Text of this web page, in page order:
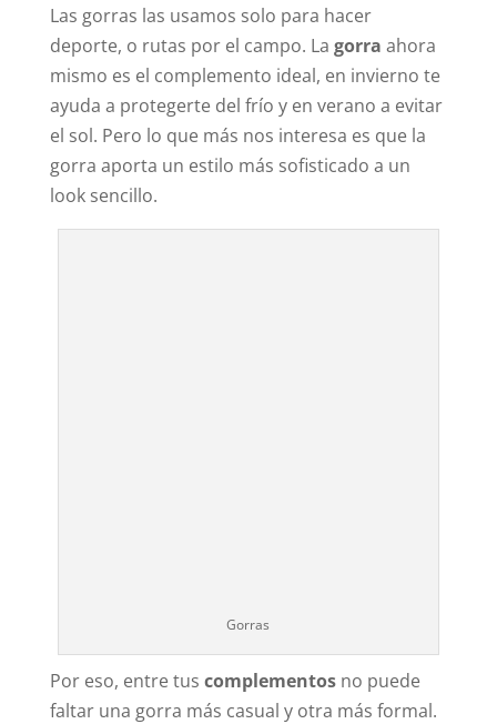
Las gorras las usamos solo para hacer
deporte, o rutas por el campo. La gorra ahora
mismo es el complemento ideal, en invierno te
ayuda a protegerte del frío y en verano a evitar
el sol. Pero lo que más nos interesa es que la
gorra aporta un estilo más sofisticado a un
look sencillo.
Gorras
Por eso, entre tus complementosno puede
faltar una gorra más casual y otra más formal.